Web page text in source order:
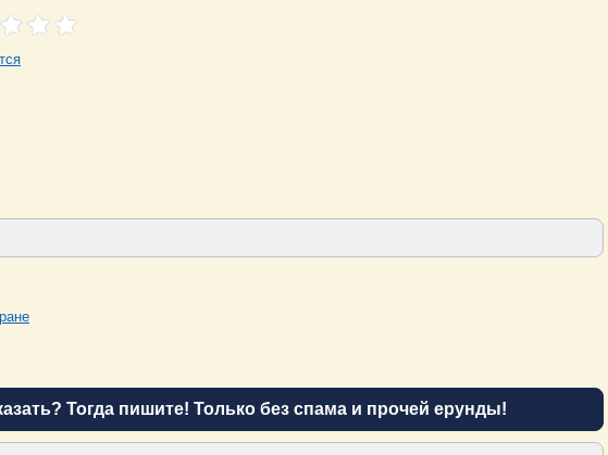
Тогда пишите! Только без спама и прочей ерунды!